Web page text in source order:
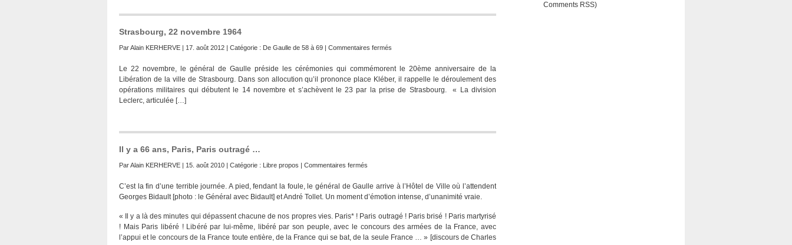
Strasbourg, 22 novembre 1964
ParAlain KERHERVE | 17. août 2012 | Catégorie : De Gaulle de 58 à 69 | Commentaires fermés
22
novembre
1964
Le 22 novembre, le général de Gaulle préside les cérémonies qui commémorent le 20ème anniversaire de la
Libération de la ville de Strasbourg. Dans son allocution qu’il prononce place Kléber, il rappelle le déroulement des
opérations militaires qui débutent le 14 novembre et s’achèvent le 23 par la prise de Strasbourg. « La division
Leclerc, articulée […]
Il y a 66 ans, Paris, Paris outragé …
ParAlain KERHERVE | 15. août 2010 | Catégorie : Libre propos | Commentaires fermés
y
a
ans,
Paris,
Paris
C’est la fin d’une terrible journée. A pied, fendant la foule, le général de Gaulle arrive à l’Hôtel de Ville où l’attendent
Georges Bidault [photo : le Général avec Bidault] et André Tollet. Un moment d’émotion intense, d’unanimité vraie.
« Il y a là des minutes qui dépassent chacune de nos propres vies. Paris* ! Paris outragé ! Paris brisé ! Paris martyrisé
! Mais Paris libéré ! Libéré par lui-même, libéré par son peuple, avec le concours des armées de la France, avec
l’appui et le concours de la France toute entière, de la France qui se bat, de la seule France … » [discours de Charles
Comments RSS)